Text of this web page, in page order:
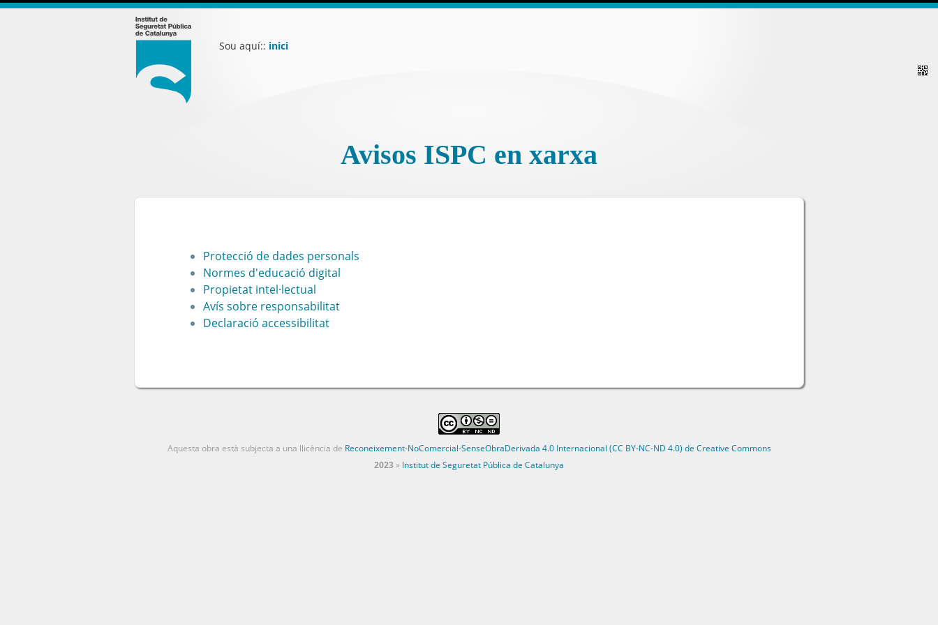
Sou aquí:: inici
Avisos ISPC en xarxa
Protecció de dades personals
Normes d'educació digital
Propietat intel·lectual
Avís sobre responsabilitat
Declaració accessibilitat
Aquesta obra està subjecta a una llicència de Reconeixement-NoComercial-SenseObraDerivada 4.0 Internacional (CC BY-NC-ND 4.0) de Creative Commons
2023 » Institut de Seguretat Pública de Catalunya